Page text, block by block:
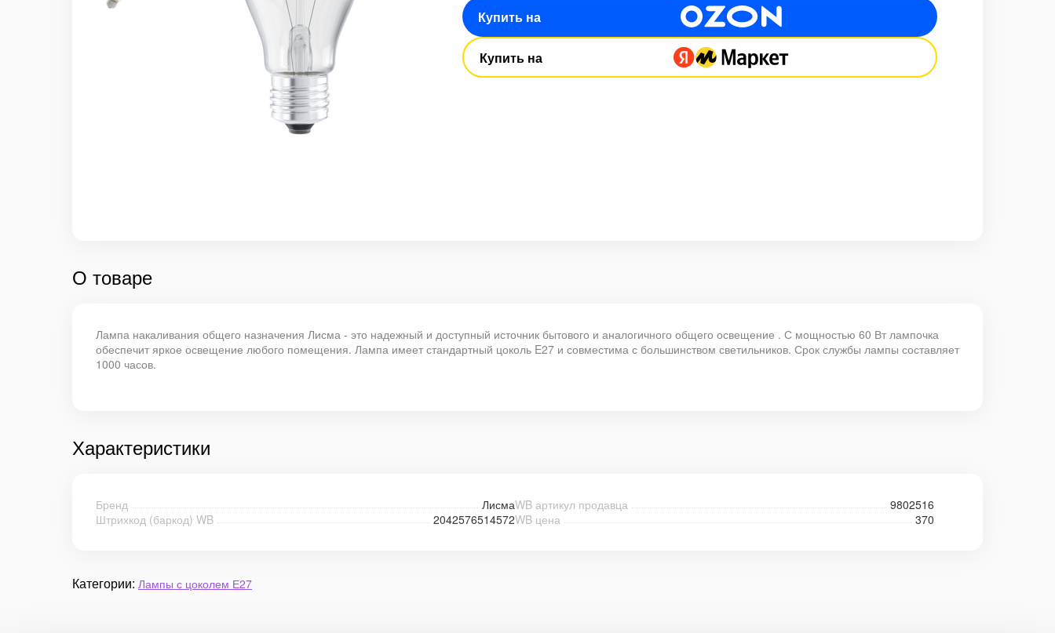
Купить на
Купить на
О товаре
Лампа накаливания общего назначения Лисма - это надежный и доступный источник бытового и аналогичного общего освещение . С мощностью 60 Вт лампочка
обеспечит яркое освещение любого помещения. Лампа имеет стандартный цоколь E27 и совместима с большинством светильников. Срок службы лампы составляет
1000 часов.
Характеристики
Бренд ЛисмаWB артикул продавца
9802516
Штрихкод (баркод) WB
2042576514572WB цена 370
Категории: Лампы с цоколем Е27